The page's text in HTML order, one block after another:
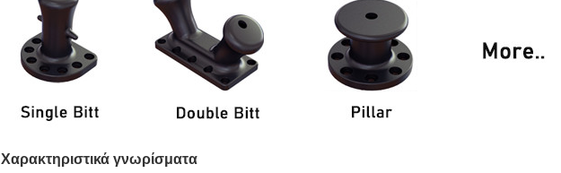
Χαρακτηριστικά γνωρίσματα